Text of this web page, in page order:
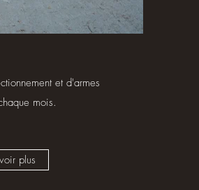
et d'armes
mois.
plus